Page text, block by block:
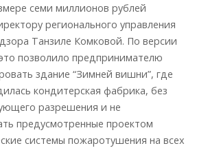
семи миллионов рублей
регионального управления
Танзиле Комковой. По версии
позволило предпринимателю
здание “Зимней вишни”, где
кондитерская фабрика, без
разрешения и не
предусмотренные проектом
системы пожаротушения на всех